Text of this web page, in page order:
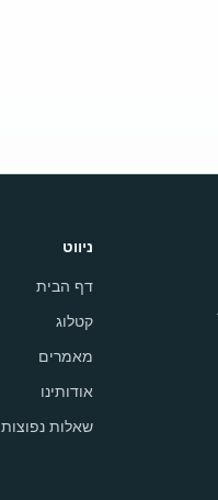
ניווט
דף הבית
קטלוג
מאמרים
אודותינו
שאלות נפוצות